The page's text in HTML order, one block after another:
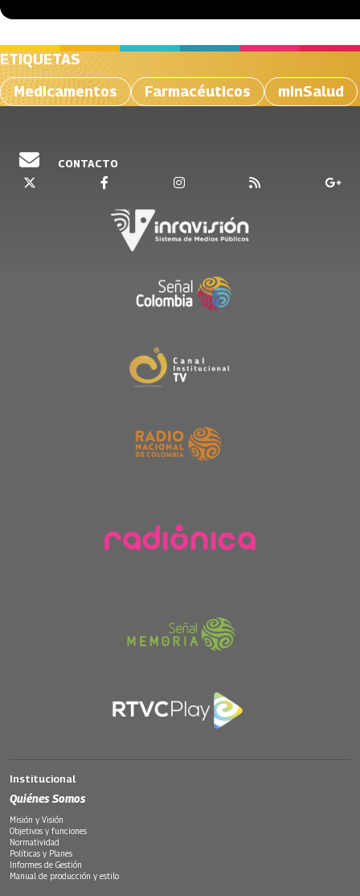
ETIQUETAS
Medicamentos
Farmacéuticos minSalud
CONTACTO
Institucional
Quiénes Somos
Misión y Visión
Objetivos y funciones
Normatividad
Políticas y Planes
Informes de Gestión
Manual de producción y estilo